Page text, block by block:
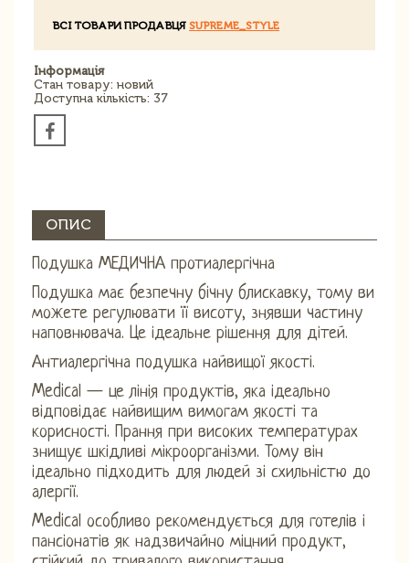
ВСІ ТОВАРИ ПРОДАВЦЯ SUPREME_STYLE
Інформація
Стан товару: новий
Доступна кількість: 37
ОПИС
Подушка МЕДИЧНА протиалергічна
Подушка має безпечну бічну блискавку, тому ви
можете регулювати її висоту, знявши частину
наповнювача. Це ідеальне рішення для дітей.
Антиалергічна подушка найвищої якості.
Medical — це лінія продуктів, яка ідеально
відповідає найвищим вимогам якості та
корисності. Прання при високих температурах
знищує шкідливі мікроорганізми. Тому він
ідеально підходить для людей зі схильністю до
алергії.
Medical особливо рекомендується для готелів і
пансіонатів як надзвичайно міцний продукт,